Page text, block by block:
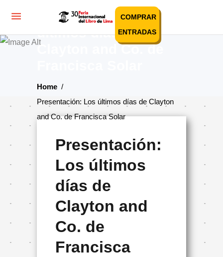
COMPRAR
ENTRADAS
Presentación: Los
últimos días de
Clayton and Co. de
Home /
Presentación: Los últimos días de Clayton
and Co. de Francisca Solar
Presentación:
Los últimos
días de
Clayton and
Co. de
Francisca